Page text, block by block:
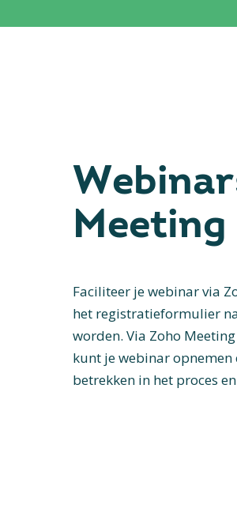
Meeting
Faciliteer je webinar via
het registratieformulier
worden. Via Zoho
kunt je webinar opnemen
betrekken in het proces